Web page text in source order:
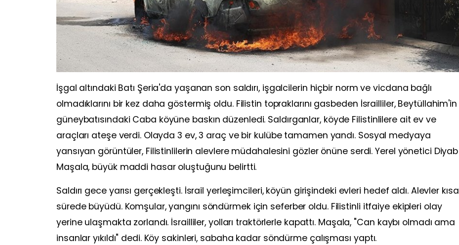
İşgal altındaki Batı Şeria'da yaşanan son saldırı, işgalcilerin hiçbir norm ve vicdana bağlı
olmadıklarını bir kez daha göstermiş oldu. Filistin topraklarını gasbeden İsrailliler, Beytüllahim'in
güneybatısındaki Caba köyüne baskın düzenledi. Saldırganlar, köyde Filistinlilere ait ev ve
araçları ateşe verdi. Olayda 3 ev, 3 araç ve bir kulübe tamamen yandı. Sosyal medyaya
yansıyan görüntüler, Filistinlilerin alevlere müdahalesini gözler önüne serdi. Yerel yönetici Diyab
Maşala, büyük maddi hasar oluştuğunu belirtti.
Saldırı gece yarısı gerçekleşti. İsrail yerleşimcileri, köyün girişindeki evleri hedef aldı. Alevler kısa
sürede büyüdü. Komşular, yangını söndürmek için seferber oldu. Filistinli itfaiye ekipleri olay
yerine ulaşmakta zorlandı. İsrailliler, yolları traktörlerle kapattı. Maşala, "Can kaybı olmadı ama
insanlar yıkıldı" dedi. Köy sakinleri, sabaha kadar söndürme çalışması yaptı.